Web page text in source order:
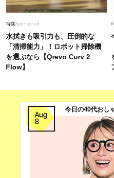
気張らずオシャ
の、メンタルも
特集Sponsored
水拭きも吸引力も、圧倒的な
「清掃能力」！ロボット掃除機
を選ぶなら【Qrevo Curv 2
Flow】
Aug
8
今日の40代おし